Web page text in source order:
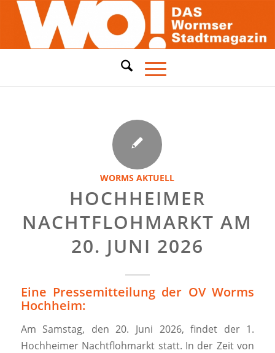
WORMS AKTUELL
HOCHHEIMER
NACHTFLOHMARKT AM
20. JUNI 2026
Eine Pressemitteilung der OV Worms
Hochheim:
Am Samstag, den 20. Juni 2026, findet der 1.
Hochheimer Nachtflohmarkt statt. In der Zeit von